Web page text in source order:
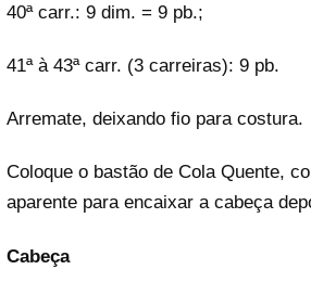
40ª carr.: 9 dim. = 9 pb.;
41ª à 43ª carr. (3 carreiras): 9 pb.
Arremate, deixando fio para costura.
Coloque o bastão de Cola Quente,
aparente para encaixar a cabeça
Cabeça